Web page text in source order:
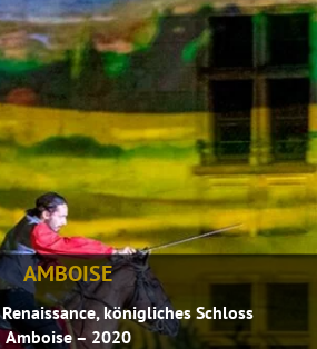
AMBOISE
königliches Schloss
Amboise – 2020